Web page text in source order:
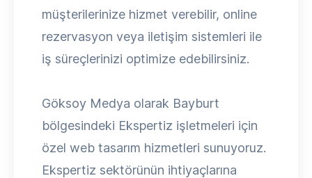
müşterilerinize hizmet verebilir, online
rezervasyon veya iletişim sistemleri ile
iş süreçlerinizi optimize edebilirsiniz.
Göksoy Medya olarak Bayburt
bölgesindeki Ekspertiz işletmeleri için
özel web tasarım hizmetleri sunuyoruz.
Ekspertiz sektörünün ihtiyaçlarına